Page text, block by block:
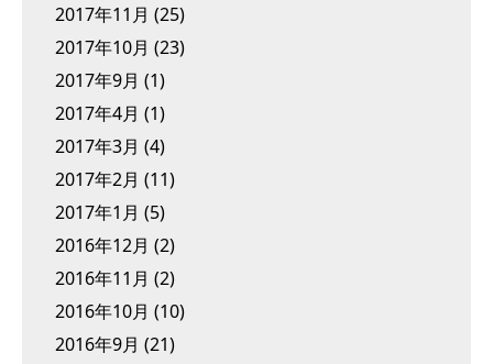
2017年11月 (25)
2017年10月 (23)
2017年9月 (1)
2017年4月 (1)
2017年3月 (4)
2017年2月 (11)
2017年1月 (5)
2016年12月 (2)
2016年11月 (2)
2016年10月 (10)
2016年9月 (21)